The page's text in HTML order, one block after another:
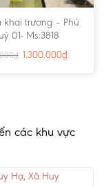
khai trương – Phú
01- Ms:3818
₫ 1.300.000₫
các khu vực
Hạ, Xã Huy